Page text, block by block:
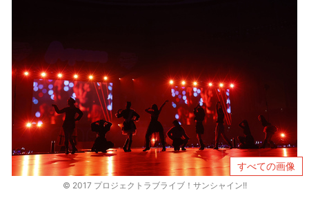
すべての画像
© 2017 プロジェクトラブライブ！サンシャイン!!